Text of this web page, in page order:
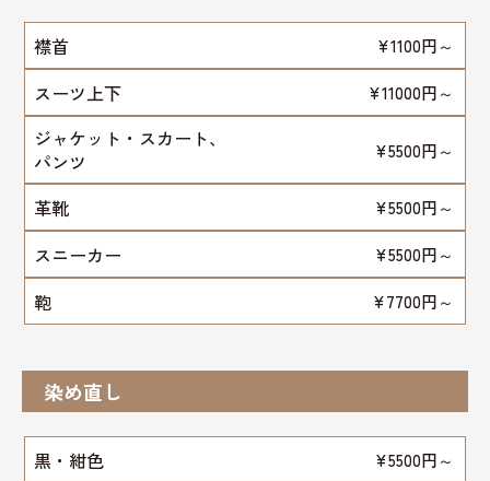
襟首 ¥1100円～
スーツ上下 ¥11000円～
ジャケット・スカート、
パンツ
¥5500円～
革靴 ¥5500円～
スニーカー ¥5500円～
鞄 ¥7700円～
染め直し
黒・紺色 ¥5500円～